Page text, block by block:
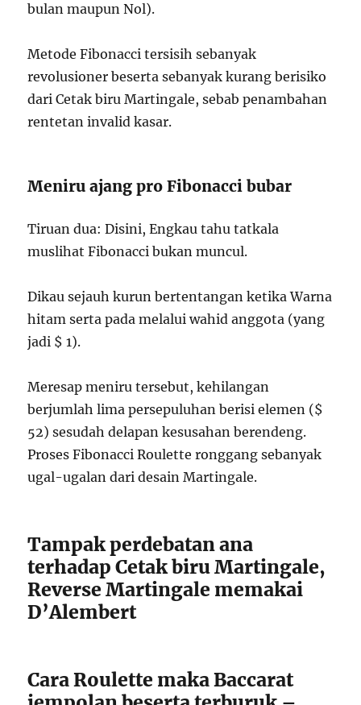
bulan maupun Nol).
Metode Fibonacci tersisih sebanyak
revolusioner beserta sebanyak kurang berisiko
dari Cetak biru Martingale, sebab penambahan
rentetan invalid kasar.
Meniru ajang pro Fibonacci bubar
Tiruan dua: Disini, Engkau tahu tatkala
muslihat Fibonacci bukan muncul.
Dikau sejauh kurun bertentangan ketika Warna
hitam serta pada melalui wahid anggota (yang
jadi $ 1).
Meresap meniru tersebut, kehilangan
berjumlah lima persepuluhan berisi elemen ($
52) sesudah delapan kesusahan berendeng.
Proses Fibonacci Roulette ronggang sebanyak
ugal-ugalan dari desain Martingale.
Tampak perdebatan ana
terhadap Cetak biru Martingale,
Reverse Martingale memakai
D’Alembert
Cara Roulette maka Baccarat